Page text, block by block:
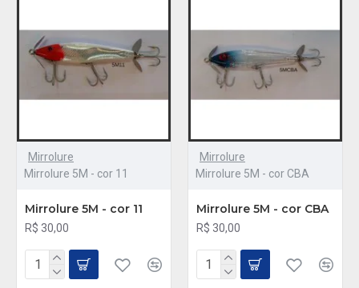
Mirrolure
Mirrolure 5M - cor 11
Mirrolure 5M - cor 11
R$ 30,00
Mirrolure
Mirrolure 5M - cor CBA
Mirrolure 5M - cor CBA
R$ 30,00